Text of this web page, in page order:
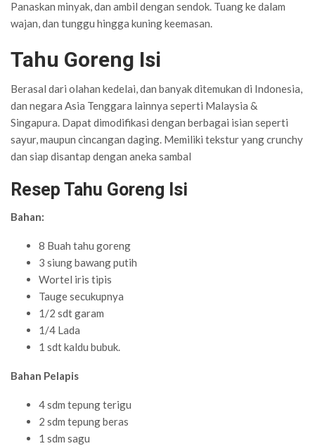
Panaskan minyak, dan ambil dengan sendok. Tuang ke dalam
wajan, dan tunggu hingga kuning keemasan.
Tahu Goreng Isi
Berasal dari olahan kedelai, dan banyak ditemukan di Indonesia,
dan negara Asia Tenggara lainnya seperti Malaysia &
Singapura. Dapat dimodifikasi dengan berbagai isian seperti
sayur, maupun cincangan daging. Memiliki tekstur yang crunchy
dan siap disantap dengan aneka sambal
Resep Tahu Goreng Isi
Bahan:
8 Buah tahu goreng
3 siung bawang putih
Wortel iris tipis
Tauge secukupnya
1/2 sdt garam
1/4 Lada
1 sdt kaldu bubuk.
Bahan Pelapis
4 sdm tepung terigu
2 sdm tepung beras
1 sdm sagu